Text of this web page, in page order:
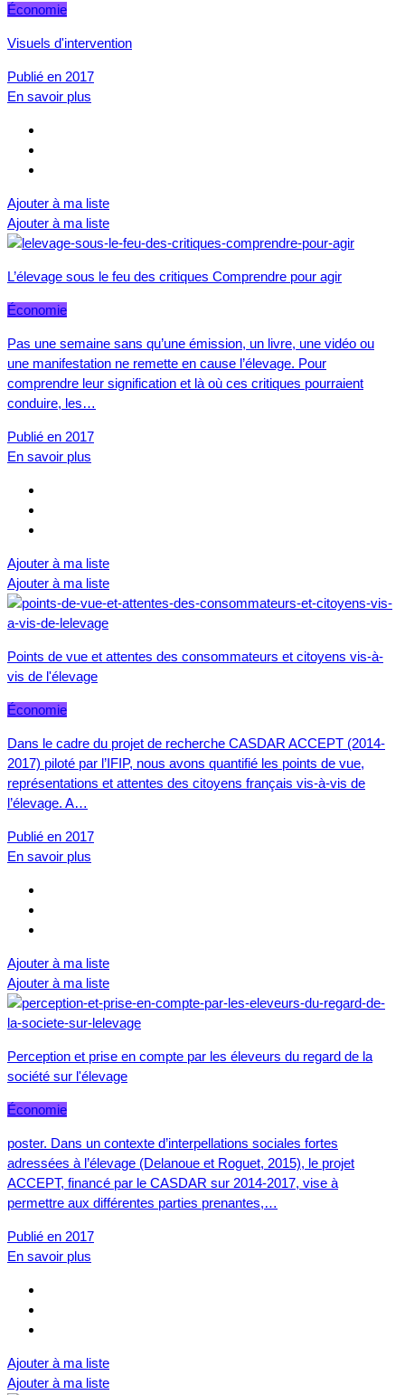
Économie
Visuels d'intervention
Publié en 2017
En savoir plus
Ajouter à ma liste
Ajouter à ma liste
L’élevage sous le feu des critiques Comprendre pour agir
Économie
Pas une semaine sans qu’une émission, un livre, une vidéo ou
une manifestation ne remette en cause l’élevage. Pour
comprendre leur signification et là où ces critiques pourraient
conduire, les…
Publié en 2017
En savoir plus
Ajouter à ma liste
Ajouter à ma liste
Points de vue et attentes des consommateurs et citoyens vis-à-
vis de l'élevage
Économie
Dans le cadre du projet de recherche CASDAR ACCEPT (2014-
2017) piloté par l’IFIP, nous avons quantifié les points de vue,
représentations et attentes des citoyens français vis-à-vis de
l’élevage. A…
Publié en 2017
En savoir plus
Ajouter à ma liste
Ajouter à ma liste
Perception et prise en compte par les éleveurs du regard de la
société sur l'élevage
Économie
poster. Dans un contexte d’interpellations sociales fortes
adressées à l’élevage (Delanoue et Roguet, 2015), le projet
ACCEPT, financé par le CASDAR sur 2014-2017, vise à
permettre aux différentes parties prenantes,…
Publié en 2017
En savoir plus
Ajouter à ma liste
Ajouter à ma liste